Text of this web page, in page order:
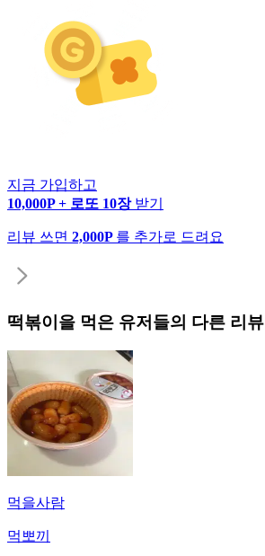
지금 가입하고
10,000P + 로또 10장 받기
리뷰 쓰면 2,000P 를 추가로 드려요
떡볶이 을 먹은 유저들의 다른 리뷰
먹을사람
먹뽀끼